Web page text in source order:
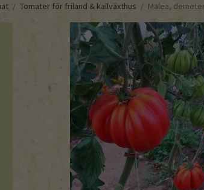
/ Tomater för friland & kallväxthus / Malea,